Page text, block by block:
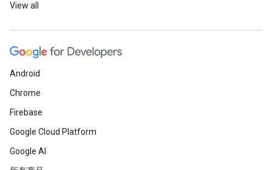
View all
Android
Chrome
Firebase
Google Cloud Platform
Google AI